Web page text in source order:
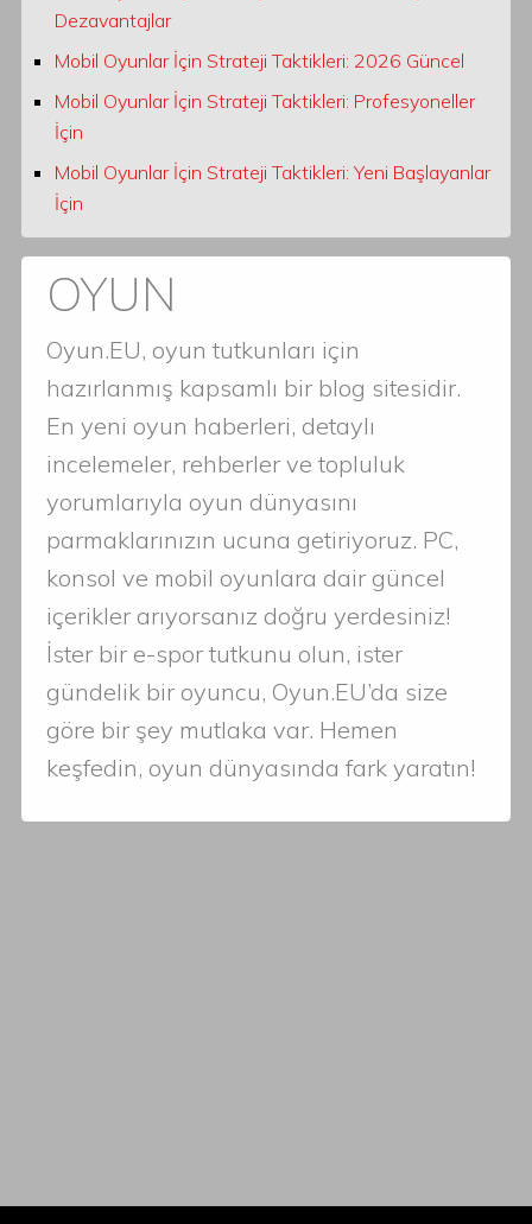
Dezavantajlar
Mobil Oyunlar İçin Strateji Taktikleri: 2026 Güncel
Mobil Oyunlar İçin Strateji Taktikleri: Profesyoneller
İçin
Mobil Oyunlar İçin Strateji Taktikleri: Yeni Başlayanlar
İçin
OYUN
Oyun.EU, oyun tutkunları için
hazırlanmış kapsamlı bir blog sitesidir.
En yeni oyun haberleri, detaylı
incelemeler, rehberler ve topluluk
yorumlarıyla oyun dünyasını
parmaklarınızın ucuna getiriyoruz. PC,
konsol ve mobil oyunlara dair güncel
içerikler arıyorsanız doğru yerdesiniz!
İster bir e-spor tutkunu olun, ister
gündelik bir oyuncu, Oyun.EU’da size
göre bir şey mutlaka var. Hemen
keşfedin, oyun dünyasında fark yaratın!